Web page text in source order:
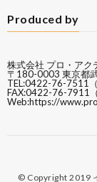
Produced by
株式会社 プロ・アク
〒180-0003 東京都
TEL:0422-76-7511（
FAX:0422-76-7911（
Web:https://
© Copyright 2019